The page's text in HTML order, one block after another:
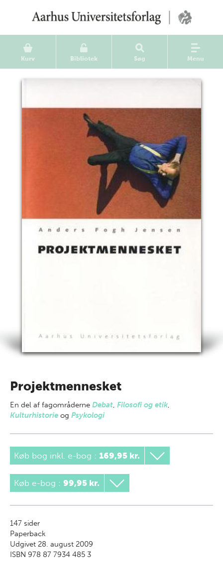
Kurv Bibliotek Søg Menu
Projektmennesket
En del af fagområderne Debat, Filosofi og etik,
Kulturhistorie og Psykologi
Køb bog inkl. e-bog : 169,95 kr.
Køb e-bog : 99,95 kr.
147 sider
Paperback
Udgivet 28. august 2009
ISBN 978 87 7934 485 3